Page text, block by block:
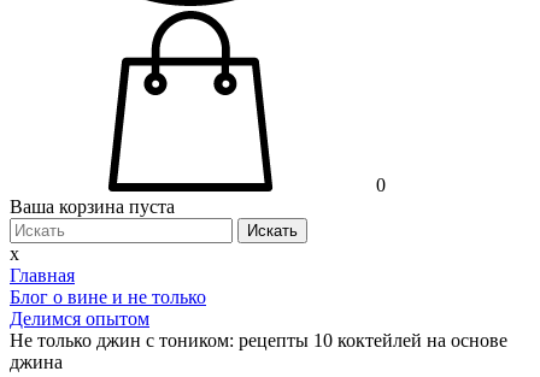
0
Ваша корзина пуста
Искать
x
Главная
Блог о вине и не только
Делимся опытом
Не только джин с тоником: рецепты 10 коктейлей на основе
джина